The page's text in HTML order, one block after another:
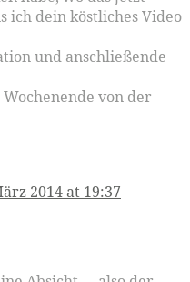
ich dein köstliches Video
und anschließende
von der
2014 at 19:37